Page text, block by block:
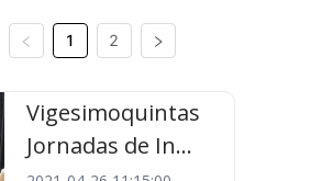
1 2
Vigesimoquintas
Jornadas de In...